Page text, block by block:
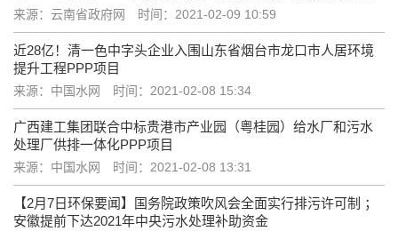
来源：云南省政府网 时间：2021-02-09 10:59
近28亿！清一色中字头企业入围山东省烟台市龙口市人居环境
提升工程PPP项目
来源：中国水网 时间：2021-02-08 15:34
广西建工集团联合中标贵港市产业园（粤桂园）给水厂和污水
处理厂供排一体化PPP项目
来源：中国水网 时间：2021-02-08 13:31
【2月7日环保要闻】国务院政策吹风会全面实行排污许可制 ；
安徽提前下达2021年中央污水处理补助资金